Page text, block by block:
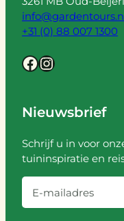
+31 (0) 88 007 1300
Facebook Instagram
Nieuwsbrief
Schrijf u in voor
tuininspiratie en
-